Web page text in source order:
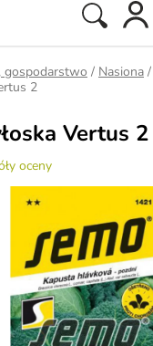
Szukaj
gospodarstwo / Nasiona /
2
Vertus 2
oceny